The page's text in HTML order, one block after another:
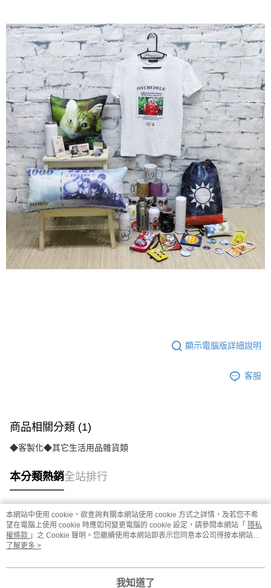
顯示電腦版詳細說明
客服
商品相關分類 (1)
◆客製化◆其它生活用品雜貨類
本分類熱銷全站排行
熱門標籤
本網站中使用 cookie，欲查詢有關本網站使用 cookie 方式之詳情，及若您不希
望在電腦上使用 cookie 時應如何變更電腦的 cookie 設定，請參閱本網站「 隱私
權條款 」之 Cookie 聲明。您繼續使用本網站即表示您同意本公司得按本網站使
用條款之 Cookie 聲明使用 cookie。
了解更多 >
我知道了